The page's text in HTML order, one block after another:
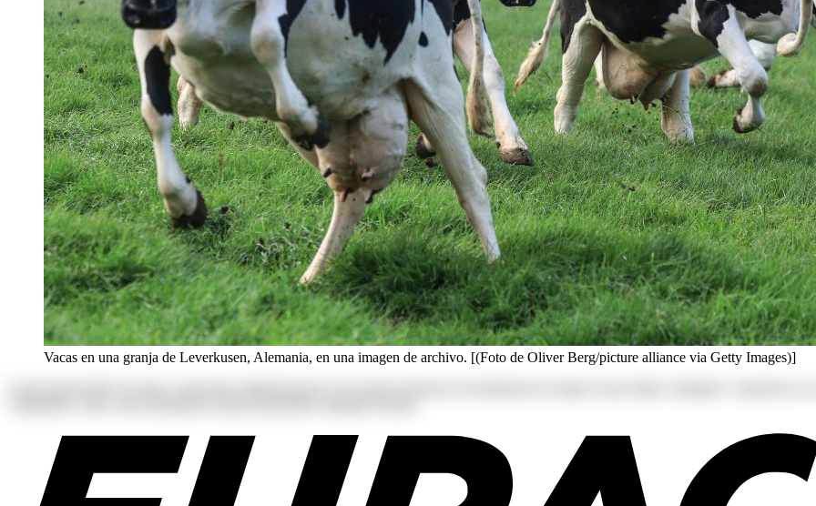
Vacas en una granja de Leverkusen, Alemania, en una imagen de archivo. [(Foto de Oliver Berg/picture alliance via Getty Images)]